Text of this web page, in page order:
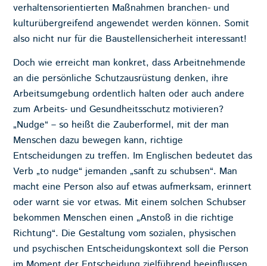
verhaltensorientierten Maßnahmen branchen- und
kulturübergreifend angewendet werden können. Somit
also nicht nur für die Baustellensicherheit interessant!
Doch wie erreicht man konkret, dass Arbeitnehmende
an die persönliche Schutzausrüstung denken, ihre
Arbeitsumgebung ordentlich halten oder auch andere
zum Arbeits- und Gesundheitsschutz motivieren?
„Nudge“ – so heißt die Zauberformel, mit der man
Menschen dazu bewegen kann, richtige
Entscheidungen zu treffen. Im Englischen bedeutet das
Verb „to nudge“ jemanden „sanft zu schubsen“. Man
macht eine Person also auf etwas aufmerksam, erinnert
oder warnt sie vor etwas. Mit einem solchen Schubser
bekommen Menschen einen „Anstoß in die richtige
Richtung“. Die Gestaltung vom sozialen, physischen
und psychischen Entscheidungskontext soll die Person